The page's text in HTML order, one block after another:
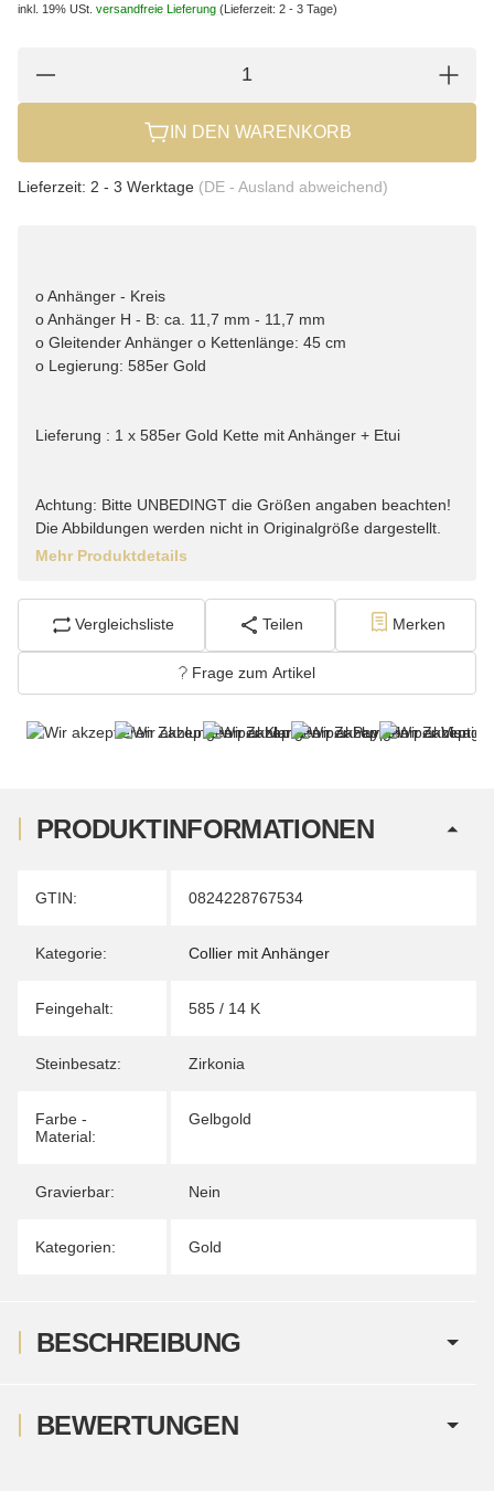
inkl. 19% USt. versandfreie Lieferung (Lieferzeit: 2 - 3 Tage)
IN DEN WARENKORB
Lieferzeit: 2 - 3 Werktage (DE - Ausland abweichend)
o Anhänger - Kreis
o Anhänger H - B: ca. 11,7 mm - 11,7 mm
o Gleitender Anhänger o Kettenlänge: 45 cm
o Legierung: 585er Gold
Lieferung : 1 x 585er Gold Kette mit Anhänger + Etui
Achtung: Bitte UNBEDINGT die Größen angaben beachten!
Die Abbildungen werden nicht in Originalgröße dargestellt.
Mehr Produktdetails
Vergleichsliste Teilen Merken
Frage zum Artikel
PRODUKTINFORMATIONEN
Produkteigenschaft
Wert
GTIN: 0824228767534
Kategorie: Collier mit Anhänger
Feingehalt: 585 / 14 K
Steinbesatz: Zirkonia
Farbe -
Material:
Gelbgold
Gravierbar: Nein
Kategorien: Gold
BESCHREIBUNG
BEWERTUNGEN